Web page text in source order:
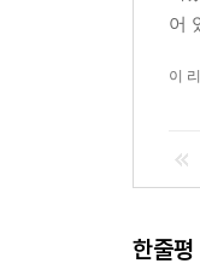
어
이
한줄평